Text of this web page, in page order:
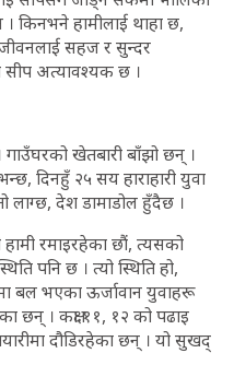
। किनभने हामीलाई थाहा छ,
सहज र सुन्दर
सीप अत्यावश्यक छ ।
खेतबारी बाँझो छन् ।
दिनहुँ २५ सय हाराहारी युवा
लाग्छ, देश डामाडोल हुँदैछ ।
रमाइरहेका छौं, त्यसको
पनि छ । त्यो स्थिति हो,
बल भएका ऊर्जावान युवाहरू
छन् । कक्षा ११, १२ को पढाइ
दौडिरहेका छन् । यो सुखद्